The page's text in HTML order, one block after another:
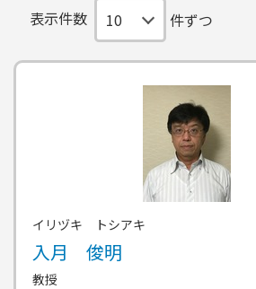
表示件数 件ずつ
イリヅキ トシアキ
入月 俊明
教授